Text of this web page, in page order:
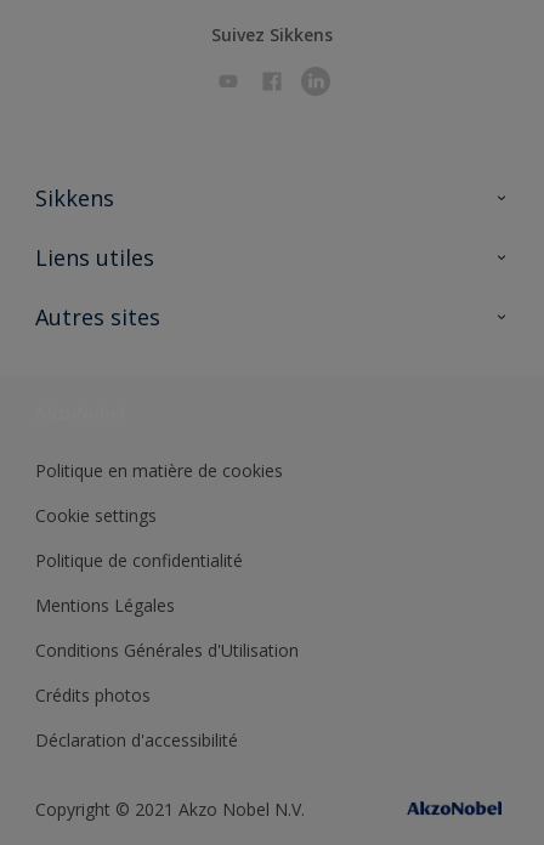
Suivez Sikkens
Sikkens
A propos de Sikkens
Liens utiles
Ouvrir un magasin PASS
Autres sites
Politique en matière de cookies
Cookie settings
Politique de confidentialité
Mentions Légales
Conditions Générales d'Utilisation
Crédits photos
Déclaration d'accessibilité
Copyright © 2021 Akzo Nobel N.V.